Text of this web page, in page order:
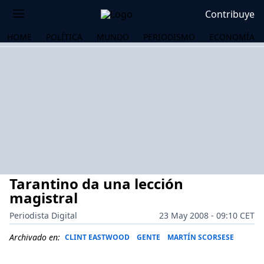
Contribuye
HOME POLÍTICA MUNDO PERIODISMO ECONOMÍA
Tarantino da una lección
magistral
Periodista Digital
23 May 2008 - 09:10 CET
Archivado en: CLINT EASTWOOD GENTE MARTÍN SCORSESE